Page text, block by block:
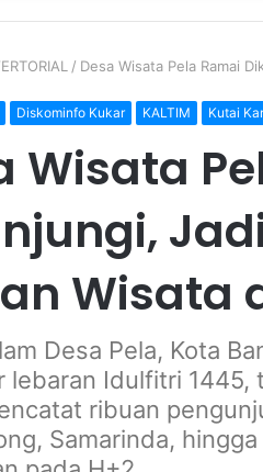
/ Desa Wisata Pela Ramai
Diskominfo Kukar KALTIM Kutai
Wisata
Wisata
Desa Pela, Kota
lebaran Idulfitri 1445,
ribuan
Samarinda,